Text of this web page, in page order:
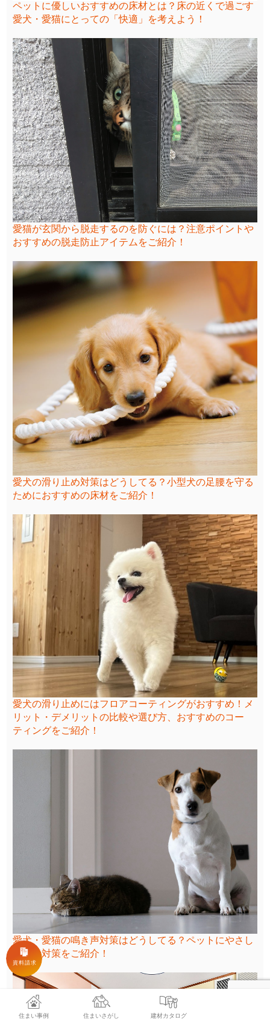
ペットに優しいおすすめの床材とは？床の近くで過ごす
愛犬・愛猫にとっての「快適」を考えよう！
愛猫が玄関から脱走するのを防ぐには？注意ポイントや
おすすめの脱走防止アイテムをご紹介！
愛犬の滑り止め対策はどうしてる？小型犬の足腰を守る
ためにおすすめの床材をご紹介！
愛犬の滑り止めにはフロアコーティングがおすすめ！メ
リット・デメリットの比較や選び方、おすすめのコー
ティングをご紹介！
愛犬・愛猫の鳴き声対策はどうしてる？ペットにやさし
い騒音対策をご紹介！
住まい事例 住まいさがし 建材カタログ